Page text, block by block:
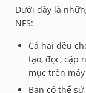
Dưới đây là
NFS:
Cả hai đều
tạo, đọc, cập
mục trên
Bạn có thể